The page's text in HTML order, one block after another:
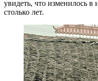
увидеть, что изменилось
столько лет.